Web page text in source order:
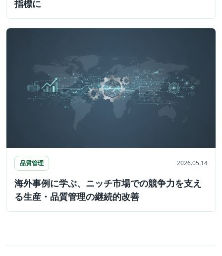
指標に
品質管理 2026.05.14
海外事例に学ぶ、ニッチ市場での競争力を支え
る生産・品質管理の継続的改善